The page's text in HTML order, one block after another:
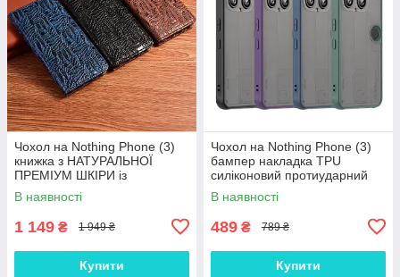
Чохол на Nothing Phone (3)
книжка з НАТУРАЛЬНОЇ
ПРЕМІУМ ШКІРИ із
підставкою протиударний
магнітний "DRAGON"
В наявності
1 149 ₴ 1 949 ₴
Купити
Чохол на Nothing Phone (3)
бампер накладка TPU
силіконовий протиударний
оригінальний "MATT-HYBRID"
В наявності
489 ₴ 789 ₴
Купити